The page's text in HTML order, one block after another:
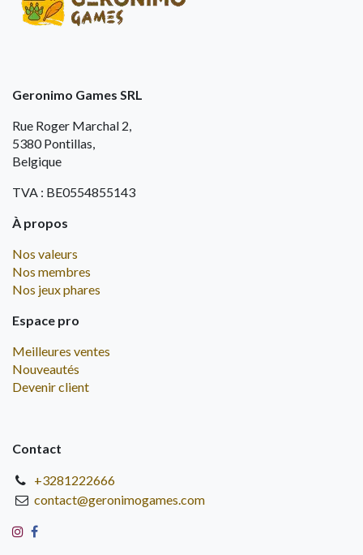
Geronimo Games SRL
Rue Roger Marchal 2,
5380 Pontillas,
Belgique
TVA : BE0554855143
À propos
Nos valeurs
Nos membres
Nos jeux phares
Espace pro
Meilleures ventes
Nouveautés
Devenir client
Contact
+3281222666
contact@geronimogames.com